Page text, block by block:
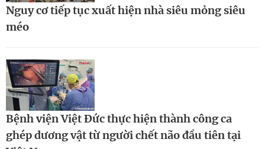
Nguy cơ tiếp tục xuất hiện nhà siêu mỏng siêu
méo
Bệnh viện Việt Đức thực hiện thành công ca
ghép dương vật từ người chết não đầu tiên tại